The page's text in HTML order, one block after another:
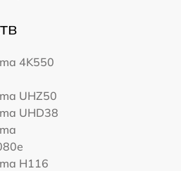
4K550
UHZ50
UHD38
H116